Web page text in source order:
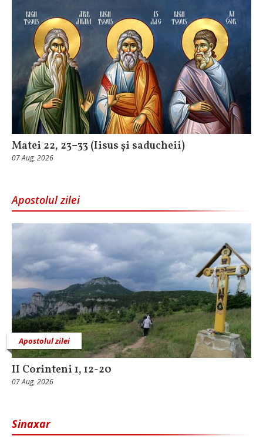
Matei 22, 23–33 (Iisus și saducheii)
07 Aug, 2026
Apostolul zilei
Apostolul zilei
II Corinteni 1, 12-20
07 Aug, 2026
Sinaxar